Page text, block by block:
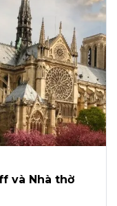
và Nhà thờ